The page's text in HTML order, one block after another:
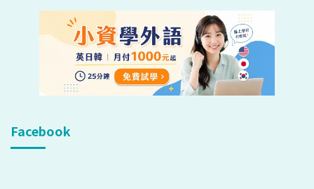
Facebook